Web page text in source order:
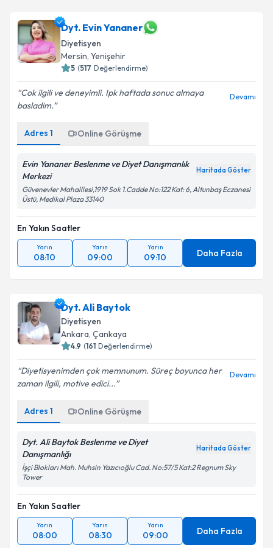
Dyt. Evin Yananer
Diyetisyen
Mersin, Yenişehir
( Değerlendirme)
Cok ilgili ve deneyimli. Ipk haftada sonuc almaya
basladim.
Adres 1 Online Görüşme
Evin Yananer Beslenme ve Diyet Danışmanlık
Merkezi
Güvenevler Mahalllesi,1919 Sok 1.Cadde No:122 Kat: 6, Altunbaş Eczanesi
Üstü, Medikal Plaza 33140
En Yakın Saatler
Yarın
08:10
Yarın
09:00
Yarın
09:10 Daha Fazla
Dyt. Ali Baytok
Diyetisyen
Ankara, Çankaya
( Değerlendirme)
Diyetisyenimden çok memnunum. Süreç boyunca her
zaman ilgili, motive edici...
Adres 1 Online Görüşme
Dyt. Ali Baytok Beslenme ve Diyet
Danışmanlığı
İşçi Blokları Mah. Muhsin Yazıcıoğlu Cad. No:57/5 Kat:2 Regnum Sky
En Yakın Saatler
Yarın
08:00
Yarın
08:30
Yarın
09:00 Daha Fazla